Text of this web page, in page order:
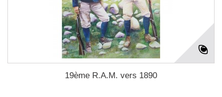
19ème R.A.M. vers 1890